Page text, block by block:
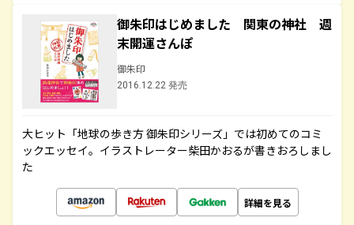
御朱印はじめました 関東の神社 週
末開運さんぽ
御朱印
2016.12.22 発売
大ヒット「地球の歩き方 御朱印シリーズ」では初めてのコミ
ックエッセイ。イラストレーター柴田かおるが書きおろしまし
た
詳細を見る